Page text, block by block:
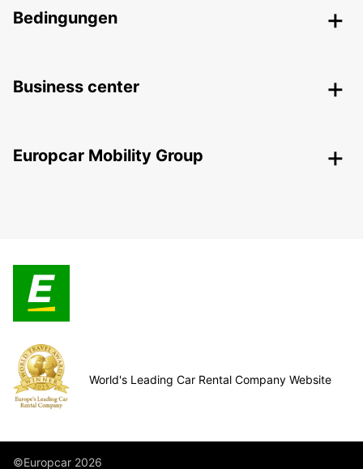
Bedingungen
Business center
Europcar Mobility Group
World's Leading Car Rental Company Website
©Europcar 2026